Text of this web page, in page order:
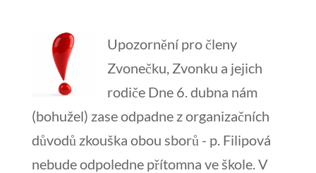
Upozornění pro členy
Zvonečku, Zvonku a jejich
rodiče Dne 6. dubna nám
(bohužel) zase odpadne z organizačních
důvodů zkouška obou sborů - p. Filipová
nebude odpoledne přítomna ve škole. V